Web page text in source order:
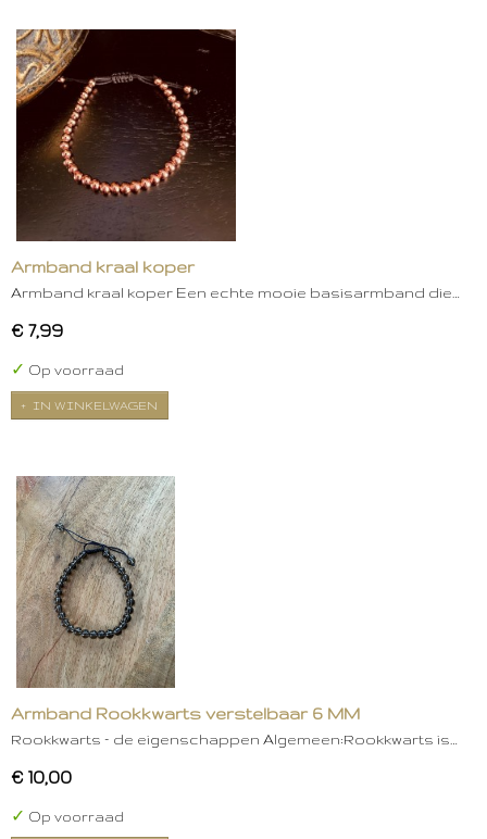
Armband kraal koper
Armband kraal koper Een echte mooie basisarmband die…
€ 7,99
✓ Op voorraad
IN WINKELWAGEN
Armband Rookkwarts verstelbaar 6 MM
Rookkwarts – de eigenschappen Algemeen:Rookkwarts is…
€ 10,00
✓ Op voorraad